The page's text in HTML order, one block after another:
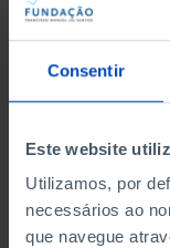
Consentir
Este website
Utilizamos, por
necessários ao
que navegue
DATA DE INÍCIO
DATA DE FIM